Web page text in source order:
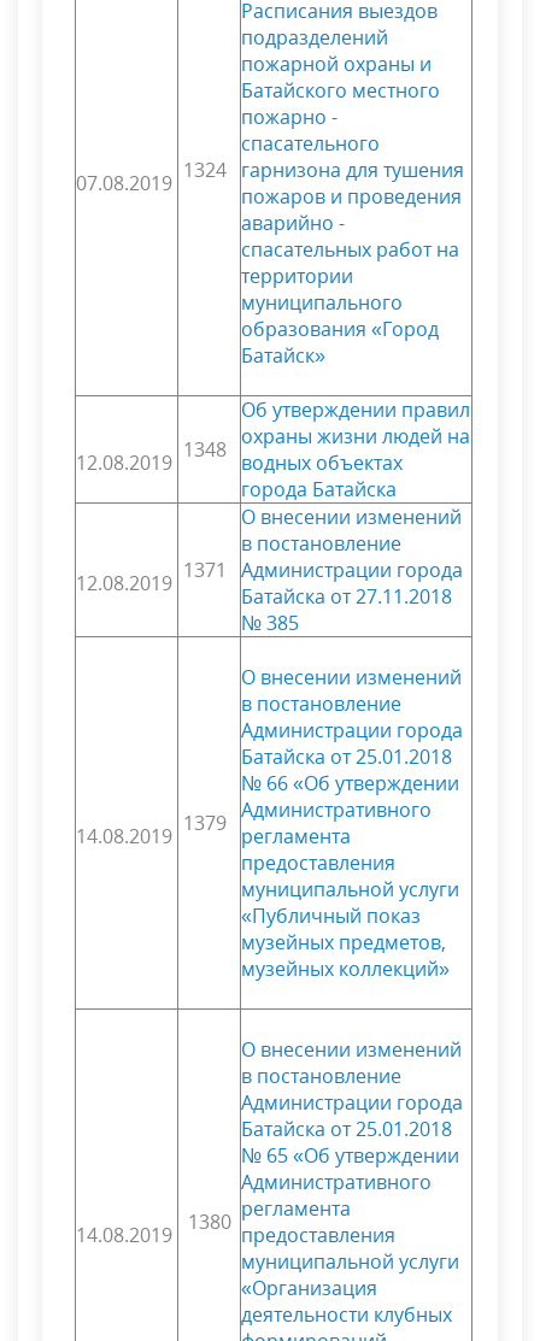
07.08.2019 1324
Расписания выездов
подразделений
пожарной охраны и
Батайского местного
пожарно -
спасательного
гарнизона для тушения
пожаров и проведения
аварийно -
спасательных работ на
территории
муниципального
образования «Город
Батайск»
12.08.2019 1348
Об утверждении правил
охраны жизни людей на
водных объектах
города Батайска
12.08.2019 1371
О внесении изменений
в постановление
Администрации города
Батайска от 27.11.2018
№ 385
14.08.2019 1379
О внесении изменений
в постановление
Администрации города
Батайска от 25.01.2018
№ 66 «Об утверждении
Административного
регламента
предоставления
муниципальной услуги
«Публичный показ
музейных предметов,
музейных коллекций»
14.08.2019 1380
О внесении изменений
в постановление
Администрации города
Батайска от 25.01.2018
№ 65 «Об утверждении
Административного
регламента
предоставления
муниципальной услуги
«Организация
деятельности клубных